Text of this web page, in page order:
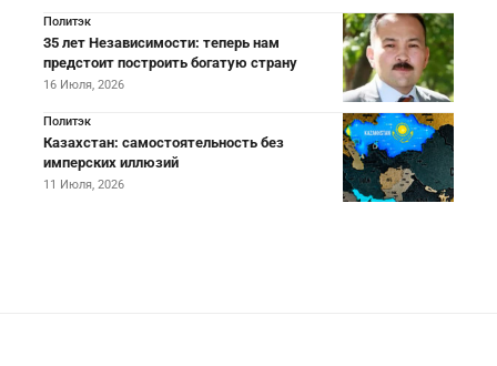
Политэк
35 лет Независимости: теперь нам
предстоит построить богатую страну
16 Июля, 2026
Политэк
Казахстан: самостоятельность без
имперских иллюзий
11 Июля, 2026